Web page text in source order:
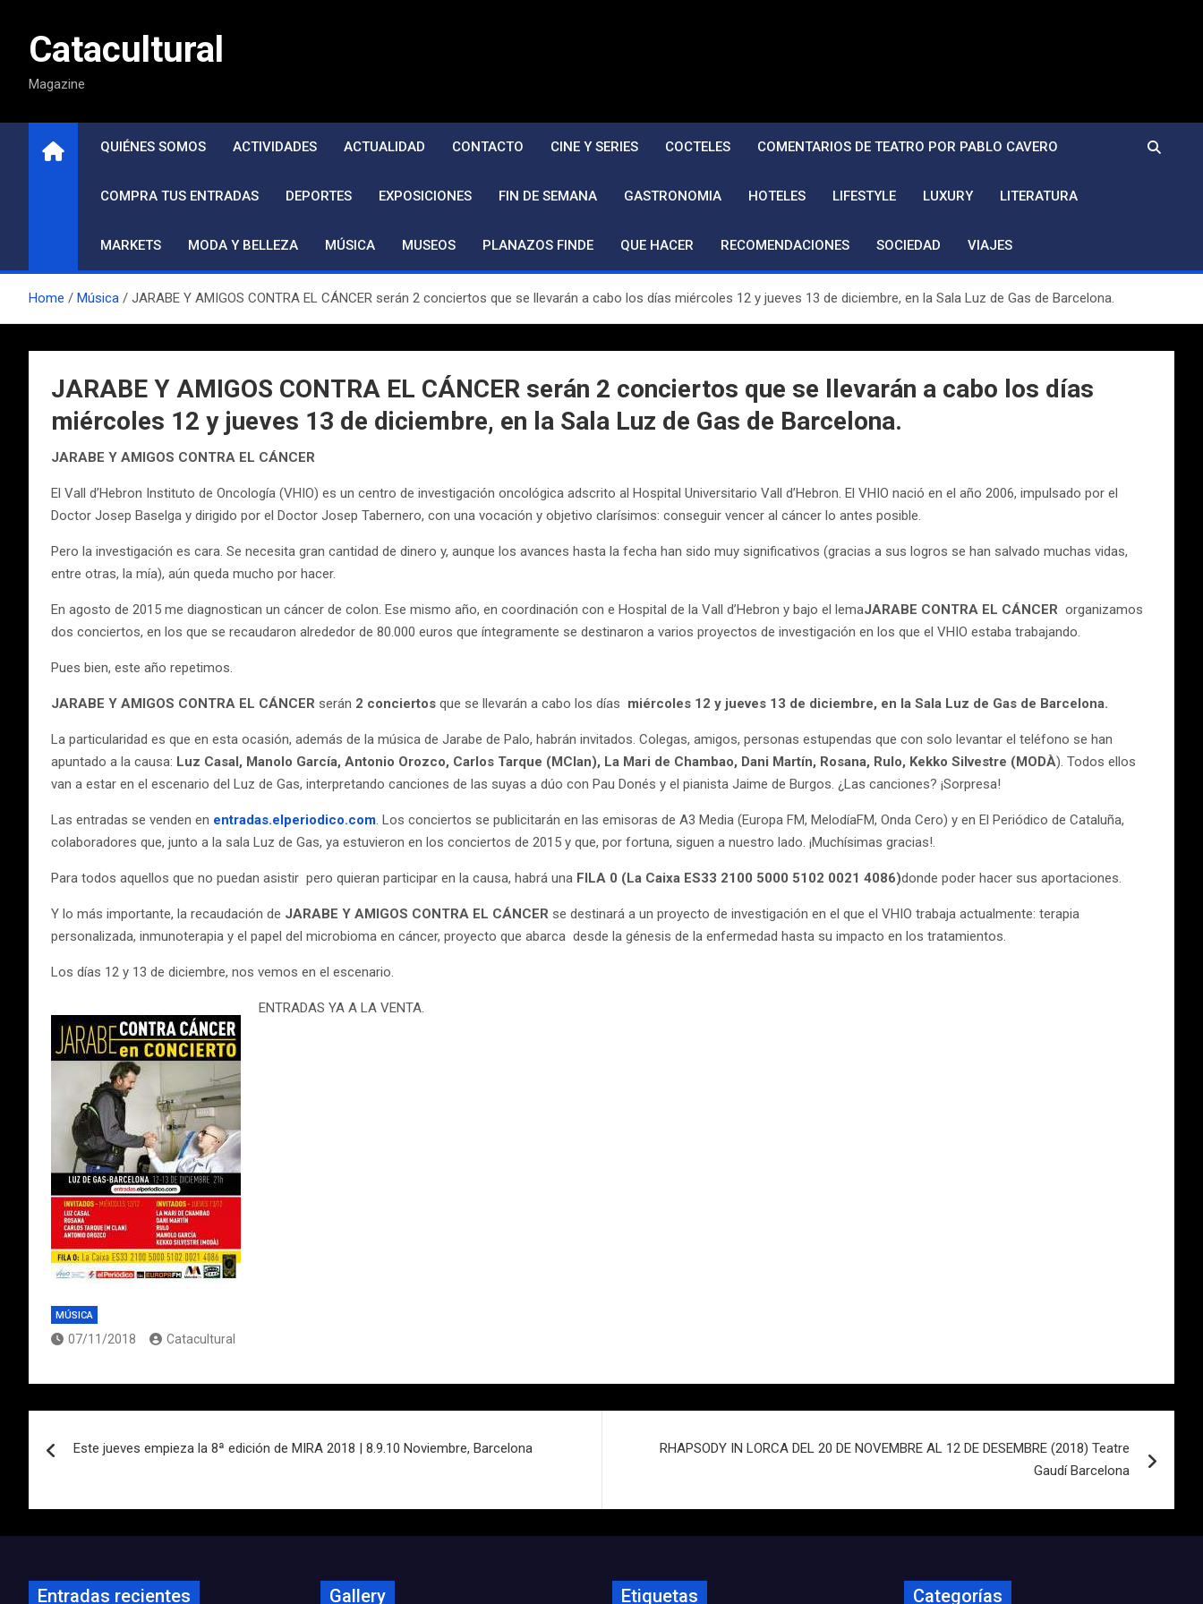
contenidoCatacultural
Magazine
QUIÉNES SOMOS ACTIVIDADES ACTUALIDAD CONTACTO CINE Y SERIES COCTELES COMENTARIOS DE TEATRO POR PABLO CAVERO
COMPRA TUS ENTRADAS DEPORTES EXPOSICIONES FIN DE SEMANA GASTRONOMIA HOTELES LIFESTYLE LUXURY LITERATURA
MARKETS MODA Y BELLEZA MÚSICA MUSEOS PLANAZOS FINDE QUE HACER RECOMENDACIONES SOCIEDAD VIAJES
Home Música JARABE Y AMIGOS CONTRA EL CÁNCER serán 2 conciertos que se llevarán a cabo los días miércoles 12 y jueves 13 de diciembre, en la Sala Luz de Gas de Barcelona.
JARABE Y AMIGOS CONTRA EL CÁNCER serán 2 conciertos que se llevarán a cabo los días
miércoles 12 y jueves 13 de diciembre, en la Sala Luz de Gas de Barcelona.
JARABE Y AMIGOS CONTRA EL CÁNCER
El Vall d’Hebron Instituto de Oncología (VHIO) es un centro de investigación oncológica adscrito al Hospital Universitario Vall d’Hebron. El VHIO nació en el año 2006, impulsado por el
Doctor Josep Baselga y dirigido por el Doctor Josep Tabernero, con una vocación y objetivo clarísimos: conseguir vencer al cáncer lo antes posible.
Pero la investigación es cara. Se necesita gran cantidad de dinero y, aunque los avances hasta la fecha han sido muy significativos (gracias a sus logros se han salvado muchas vidas,
entre otras, la mía), aún queda mucho por hacer.
En agosto de 2015 me diagnostican un cáncer de colon. Ese mismo año, en coordinación con e Hospital de la Vall d’Hebron y bajo el lemaJARABE CONTRA EL CÁNCER organizamos
dos conciertos, en los que se recaudaron alrededor de 80.000 euros que íntegramente se destinaron a varios proyectos de investigación en los que el VHIO estaba trabajando.
Pues bien, este año repetimos.
JARABE Y AMIGOS CONTRA EL CÁNCER serán 2 conciertos que se llevarán a cabo los días miércoles 12 y jueves 13 de diciembre, en la Sala Luz de Gas de Barcelona.
La particularidad es que en esta ocasión, además de la música de Jarabe de Palo, habrán invitados. Colegas, amigos, personas estupendas que con solo levantar el teléfono se han
apuntado a la causa: Luz Casal, Manolo García, Antonio Orozco, Carlos Tarque (MClan), La Mari de Chambao, Dani Martín, Rosana, Rulo, Kekko Silvestre (MODÀ). Todos ellos
van a estar en el escenario del Luz de Gas, interpretando canciones de las suyas a dúo con Pau Donés y el pianista Jaime de Burgos. ¿Las canciones? ¡Sorpresa!
Las entradas se venden en entradas.elperiodico.com. Los conciertos se publicitarán en las emisoras de A3 Media (Europa FM, MelodíaFM, Onda Cero) y en El Periódico de Cataluña,
colaboradores que, junto a la sala Luz de Gas, ya estuvieron en los conciertos de 2015 y que, por fortuna, siguen a nuestro lado. ¡Muchísimas gracias!.
Para todos aquellos que no puedan asistir pero quieran participar en la causa, habrá una FILA 0 (La Caixa ES33 2100 5000 5102 0021 4086)donde poder hacer sus aportaciones.
Y lo más importante, la recaudación de JARABE Y AMIGOS CONTRA EL CÁNCER se destinará a un proyecto de investigación en el que el VHIO trabaja actualmente: terapia
personalizada, inmunoterapia y el papel del microbioma en cáncer, proyecto que abarca desde la génesis de la enfermedad hasta su impacto en los tratamientos.
Los días 12 y 13 de diciembre, nos vemos en el escenario.
ENTRADAS YA A LA VENTA.
MÚSICA
07/11/2018 Catacultural
de
entradas
Este jueves empieza la 8ª edición de MIRA 2018 | 8.9.10 Noviembre, Barcelona
RHAPSODY IN LORCA DEL 20 DE NOVEMBRE AL 12 DE DESEMBRE (2018) Teatre
Gaudí Barcelona
Entradas recientes Gallery Etiquetas Categorías